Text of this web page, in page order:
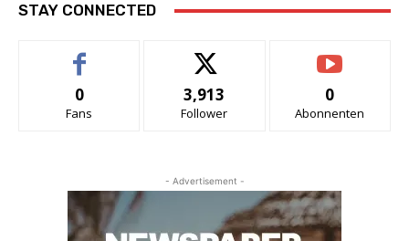
STAY CONNECTED
0
Fans
3,913
Follower
0
Abonnenten
- Advertisement -